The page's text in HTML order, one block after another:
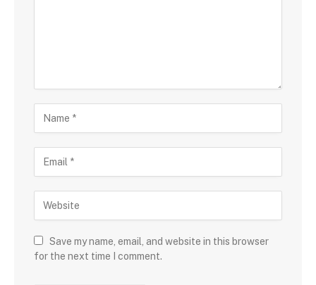
Save my name, email, and website in this browser
for the next time I comment.